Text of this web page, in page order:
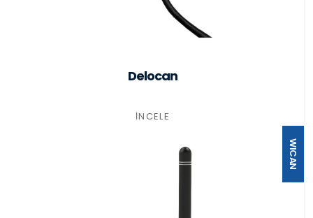
Delocan
İNCELE
WICAN